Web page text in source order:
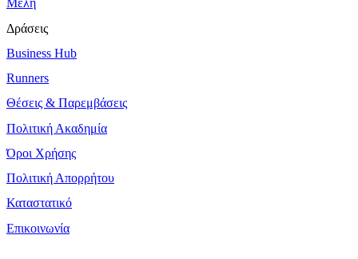
Μέλη
Δράσεις
Business Hub
Runners
Θέσεις & Παρεμβάσεις
Πολιτική Ακαδημία
Όροι Χρήσης
Πολιτική Απορρήτου
Καταστατικό
Επικοινωνία